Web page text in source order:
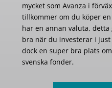
mycket som Avanza i
tillkommer om du köper
har en annan valuta, detta
bra när du investerar i
dock en super bra plats
svenska fonder.